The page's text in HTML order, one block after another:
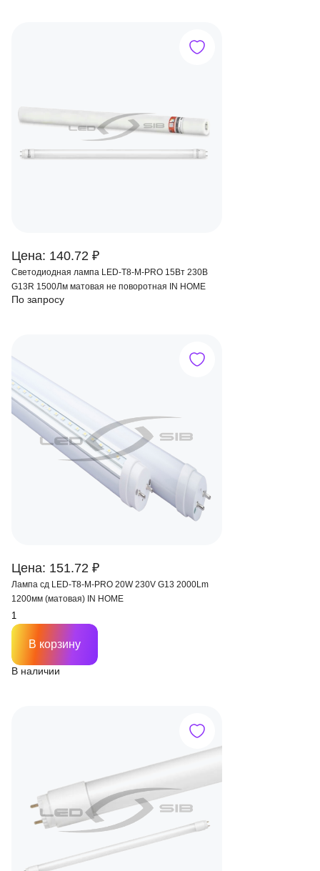
Цена: 140.72 ₽
Светодиодная лампа LED-T8-M-PRO 15Вт 230В
G13R 1500Лм матовая не поворотная IN HOME
По запросу
Цена: 151.72 ₽
Лампа сд LED-T8-M-PRO 20W 230V G13 2000Lm
1200мм (матовая) IN HOME
В наличии
В корзину